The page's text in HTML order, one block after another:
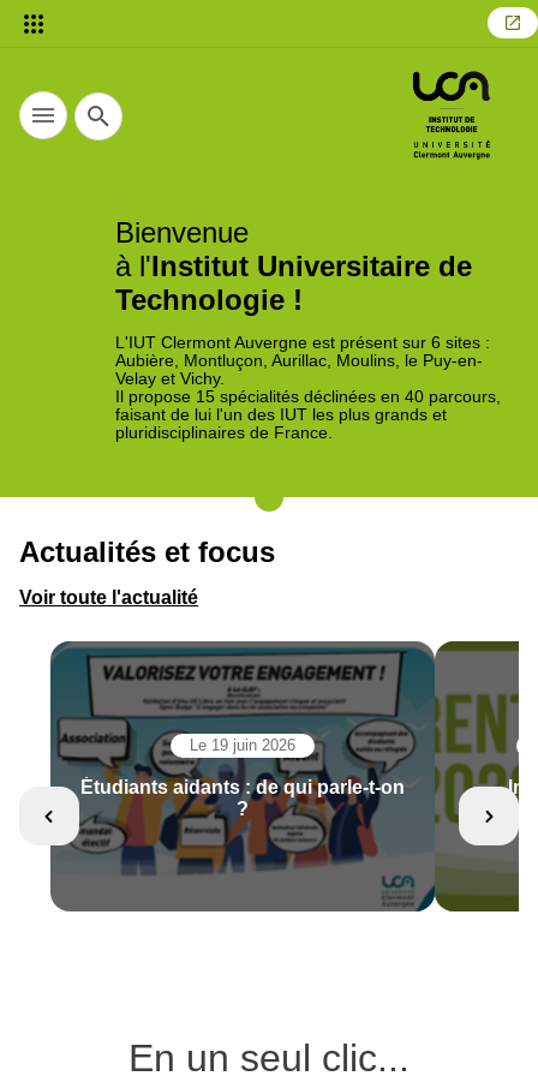
Recherche
Bienvenue
à l'Institut Universitaire de
Technologie !
L'IUT Clermont Auvergne est présent sur 6 sites :
Aubière, Montluçon, Aurillac, Moulins, le Puy-en-
Velay et Vichy.
Il propose 15 spécialités déclinées en 40 parcours,
faisant de lui l'un des IUT les plus grands et
pluridisciplinaires de France.
Actualités et focus
Voir toute l'actualité
Le 19 juin 2026
Étudiants aidants : de qui parle-t-on
?
En un seul clic...